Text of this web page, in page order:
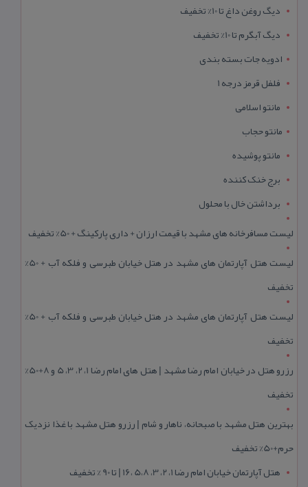
دیگ روغن داغ تا 10% تخفیف
دیگ آبگرم تا 10% تخفیف
ادویه جات بسته بندی
فلفل قرمز درجه 1
مانتو اسلامی
مانتو حجاب
مانتو پوشیده
برج خنک کننده
برداشتن خال با محلول
لیست مسافرخانه های مشهد با قیمت ارزان + داری پارکینگ + 50% تخفیف
لیست هتل آپارتمان های مشهد در هتل خیابان طبرسی و فلکه آب + 50%
تخفیف
لیست هتل آپارتمان های مشهد در هتل خیابان طبرسی و فلکه آب + 50%
تخفیف
رزرو هتل در خیابان امام رضا مشهد | هتل‌ های امام رضا 1، 2، 3، 5 و 8+50%
تخفیف
بهترین هتل مشهد با صبحانه، ناهار و شام | رزرو هتل مشهد با غذا نزدیک
حرم+50% تخفیف
هتل آپارتمان خیابان امام رضا 1، 2، 3، 5،8 ،16 | تا 90 % تخفیف